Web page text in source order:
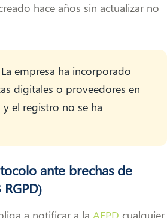
hace años sin actualizar no
La empresa ha incorporado
digitales o proveedores en
el registro no se ha
ante brechas de
a notificar a la AEPD cualquier